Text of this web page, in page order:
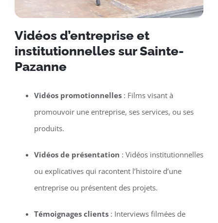
Vidéos d’entreprise et
institutionnelles sur Sainte-
Pazanne
Vidéos promotionnelles: Films visant à
promouvoir une entreprise, ses services, ou ses
produits.
Vidéos de présentation : Vidéos institutionnelles
ou explicatives qui racontent l’histoire d’une
entreprise ou présentent des projets.
Témoignages clients: Interviews filmées de